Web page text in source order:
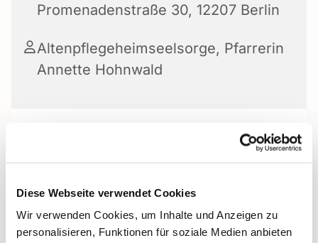
Diese Webseite verwendet Cookies
Wir verwenden Cookies, um Inhalte und Anzeigen zu
personalisieren, Funktionen für soziale Medien anbieten
Promenadenstraße 30, 12207 Berlin
Altenpflegeheimseelsorge, Pfarrerin
Annette Hohnwald
Die Altenheimseelsorge des Kirchenkreises
Steglitz feiert in Zusammenarbeit mit den
im
Seniorenhaus Bethel